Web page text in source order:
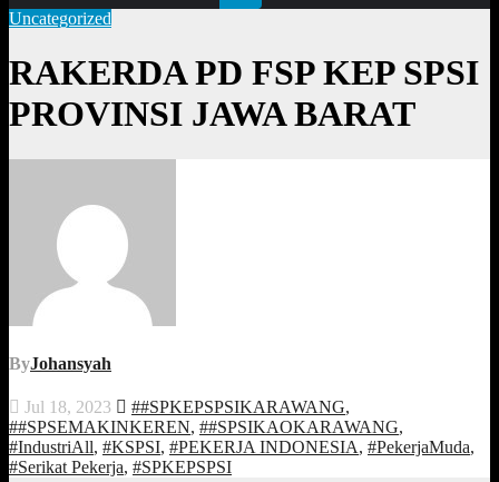
Uncategorized
RAKERDA PD FSP KEP SPSI
PROVINSI JAWA BARAT
ByJohansyah
Jul 18, 2023 ##SPKEPSPSIKARAWANG,
##SPSEMAKINKEREN, ##SPSIKAOKARAWANG,
#IndustriAll, #KSPSI, #PEKERJA INDONESIA, #PekerjaMuda,
#Serikat Pekerja, #SPKEPSPSI